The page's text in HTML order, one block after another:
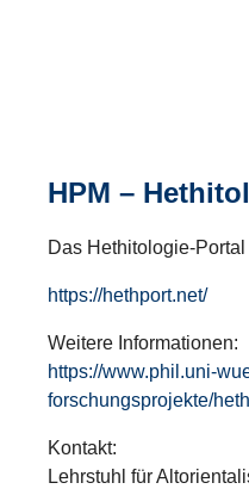
HPM –
Das Hethitologie-
https://hethport.net/
Weitere Informationen:
https://www.phil.uni-
forschungsprojekte/
Kontakt:
Lehrstuhl für